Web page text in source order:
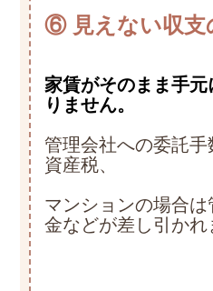
⑥ 見えない収支
家賃がそのまま手
りません。
管理会社への委託
資産税、
マンションの場合
金などが差し引かれ